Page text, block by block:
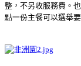
整 ， 不另收服務費 。
點一份主餐可以選舉